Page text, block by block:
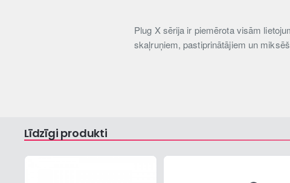
Plug X sērija ir piemērota visām
skaļruņiem, pastiprinātājiem un
Līdzīgi produkti